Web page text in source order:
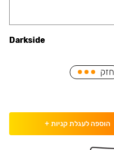
Darkside
חזק
הוספה לעגלת קניות +